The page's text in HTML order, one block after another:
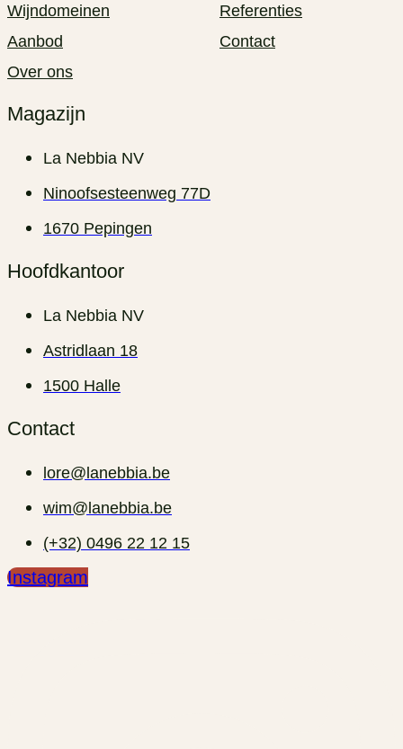
Wijndomeinen
Aanbod
Over ons
Referenties
Contact
Magazijn
La Nebbia NV
Ninoofsesteenweg 77D
1670 Pepingen
Hoofdkantoor
La Nebbia NV
Astridlaan 18
1500 Halle
Contact
lore@lanebbia.be
wim@lanebbia.be
(+32) 0496 22 12 15‬
Instagram